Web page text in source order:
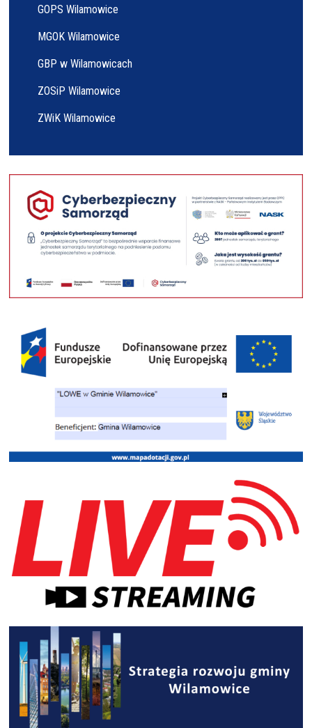
GOPS Wilamowice
MGOK Wilamowice
GBP w Wilamowicach
ZOSiP Wilamowice
ZWiK Wilamowice